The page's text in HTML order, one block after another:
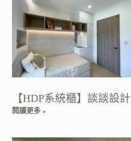
【HDP系統櫃】談談設計
閱讀更多 »